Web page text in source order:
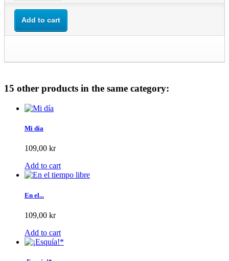
Add to cart
15 other products in the same category:
Mi día
109,00 kr
Add to cart
En el...
109,00 kr
Add to cart